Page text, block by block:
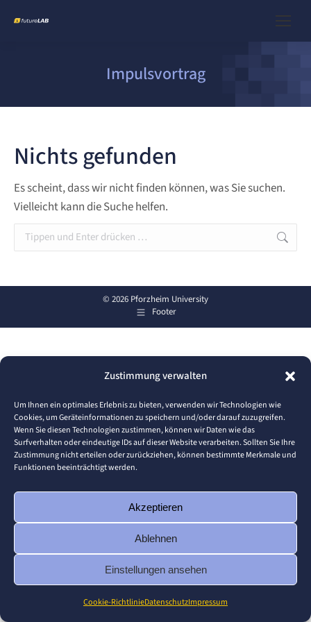
Zustimmung verwalten
Um Ihnen ein optimales Erlebnis zu bieten, verwenden wir Technologien wie
Cookies, um Geräteinformationen zu speichern und/oder darauf zuzugreifen.
Wenn Sie diesen Technologien zustimmen, können wir Daten wie das
Surfverhalten oder eindeutige IDs auf dieser Website verarbeiten. Sollten Sie Ihre
Zustimmung nicht erteilen oder zurückziehen, können bestimmte Merkmale und
Funktionen beeinträchtigt werden.
Akzeptieren
Ablehnen
Einstellungen ansehen
Cookie-RichtlinieDatenschutzImpressum
Impulsvortrag
Nichts gefunden
Es scheint, dass wir nicht finden können, was Sie suchen.
Vielleicht kann die Suche helfen.
Search:
© 2026 Pforzheim University
Footer